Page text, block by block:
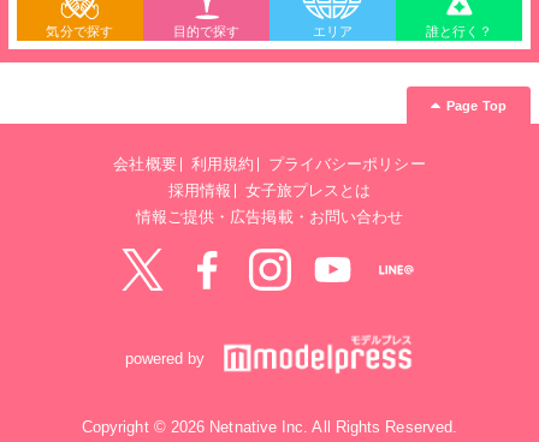
気分で探す 目的で探す エリア 誰と行く？
Page Top
会社概要 利用規約
プライバシーポリシー
採用情報
女子旅プレスとは
情報ご提供・広告掲載・お問い合わせ
powered by
Copyright © 2026 Netnative Inc. All Rights Reserved.